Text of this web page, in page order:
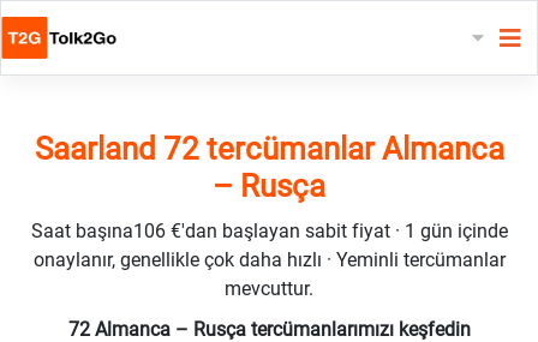
Saarland 72 tercümanlar Almanca
– Rusça
Saat başına106 €'dan başlayan sabit fiyat · 1 gün içinde
onaylanır, genellikle çok daha hızlı · Yeminli tercümanlar
mevcuttur.
72 Almanca – Rusça tercümanlarımızı keşfedin